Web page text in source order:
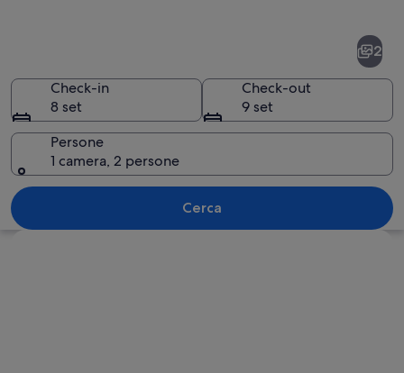
Una spiaggia con palme e l'oceano.
2
Check-in
8 set
Check-out
9 set
Persone
1 camera, 2 persone
Cerca